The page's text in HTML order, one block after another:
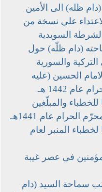
ظله) الى الأمين
على نسخة من
السويدية
(دام ظلّه) حول
والسورية
الحسين (عليه
1442 هـ
للخطباء والمبلّغين
عام 1441هـ
لخطباء المنبر لعام
في عصر غيبة
سماحة السيد (دام